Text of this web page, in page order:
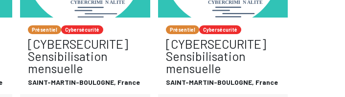
Présentiel Cybersécurité
[CYBERSECURITE]
Sensibilisation
mensuelle
SAINT-MARTIN-BOULOGNE, France
Présentiel Cybersécurité
[CYBERSECURITE]
Sensibilisation
mensuelle
SAINT-MARTIN-BOULOGNE, France